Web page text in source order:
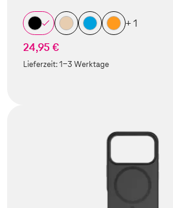
+ 1
24,95 €
Lieferzeit:1-3 Werktage